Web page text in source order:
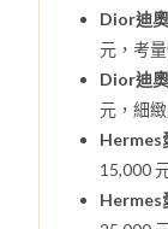
Dior迪
元，考
Dior迪
元，細
Hermes
15,000
Hermes